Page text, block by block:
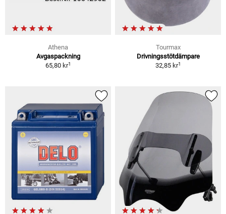
Athena
Avgaspackning
65,80 kr1
Tourmax
Drivningsstötdämpare
32,85 kr1